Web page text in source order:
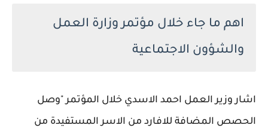
اهم ما جاء خلال مؤتمر وزارة العمل
والشؤون الاجتماعية
اشار وزير العمل احمد الاسدي خلال المؤتمر "وصل
الحصص المضافة للافارد من الاسر المستفيدة من